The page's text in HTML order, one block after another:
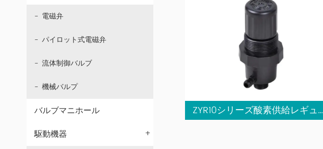
電磁弁
パイロット式電磁弁
流体制御バルブ
機械バルプ
バルブマニホール
駆動機器
+
ZYR10シリーズ酸素供給レギュレーター